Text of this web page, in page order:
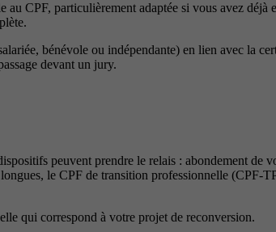
CPF, particulièrement adaptée si vous avez
bénévole ou indépendante) en lien avec la
devant un jury.
peuvent prendre le relais : abondement de
le CPF de transition professionnelle (CPF-
qui correspond à votre projet de reconversion.